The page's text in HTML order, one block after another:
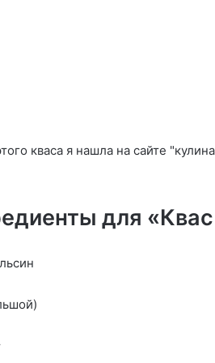
кваса я нашла на сайте
для
белом хлебе